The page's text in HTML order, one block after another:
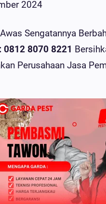
2024
Sengatannya
0812 8070 8221
Perusahaan Jasa